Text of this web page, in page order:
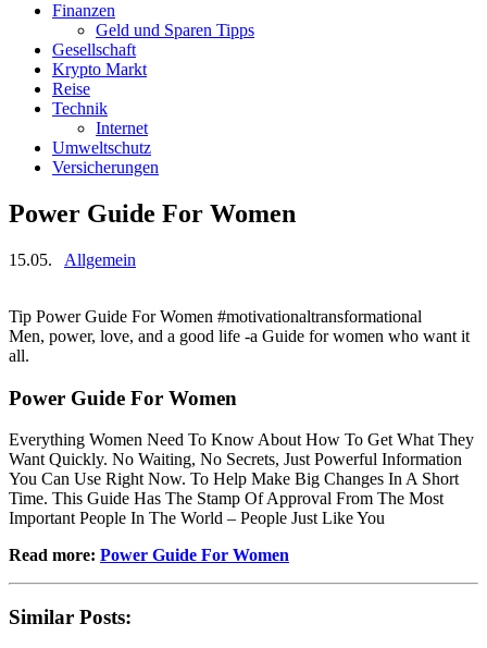
Finanzen
Geld und Sparen Tipps
Gesellschaft
Krypto Markt
Reise
Technik
Internet
Umweltschutz
Versicherungen
Power Guide For Women
15.05. Allgemein
Tip Power Guide For Women #motivationaltransformational
Men, power, love, and a good life -a Guide for women who want it
all.
Power Guide For Women
Everything Women Need To Know About How To Get What They
Want Quickly. No Waiting, No Secrets, Just Powerful Information
You Can Use Right Now. To Help Make Big Changes In A Short
Time. This Guide Has The Stamp Of Approval From The Most
Important People In The World – People Just Like You
Read more: Power Guide For Women
Similar Posts: